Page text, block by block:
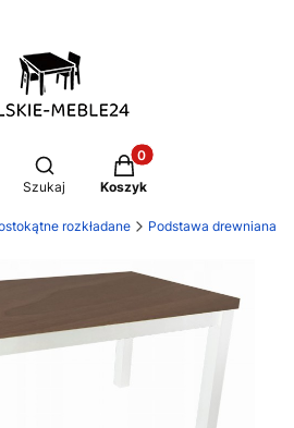
Otwórz wyszukiwarkę
Szukaj
Produkty w koszyku:
Koszyk
rozkładane Podstawa drewniana